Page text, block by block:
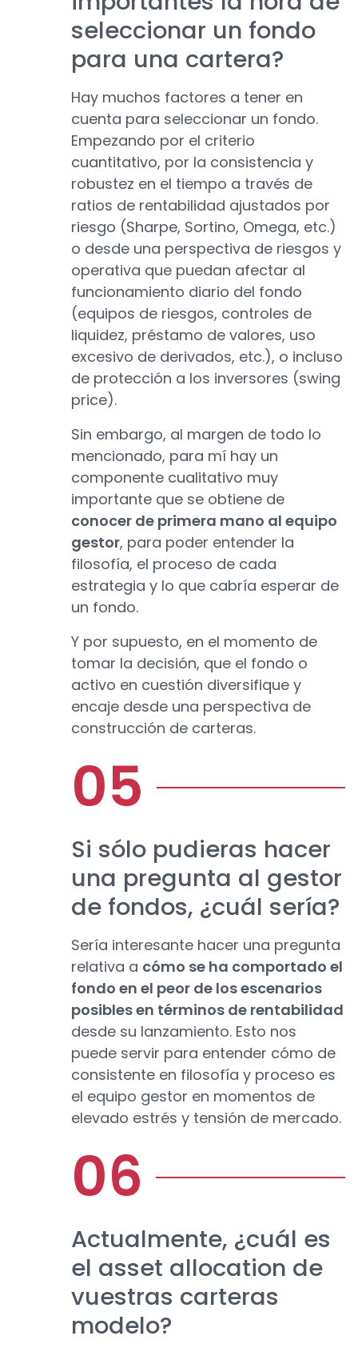
seleccionar un fondo
para una cartera?
Hay muchos factores a tener en
cuenta para seleccionar un fondo.
Empezando por el criterio
cuantitativo, por la consistencia y
robustez en el tiempo a través de
ratios de rentabilidad ajustados por
riesgo (Sharpe, Sortino, Omega, etc.)
o desde una perspectiva de riesgos y
operativa que puedan afectar al
funcionamiento diario del fondo
(equipos de riesgos, controles de
liquidez, préstamo de valores, uso
excesivo de derivados, etc.), o incluso
de protección a los inversores (swing
price).
Sin embargo, al margen de todo lo
mencionado, para mí hay un
componente cualitativo muy
importante que se obtiene de
conocer de primera mano al equipo
gestor, para poder entender la
filosofía, el proceso de cada
estrategia y lo que cabría esperar de
un fondo.
Y por supuesto, en el momento de
tomar la decisión, que el fondo o
activo en cuestión diversifique y
encaje desde una perspectiva de
construcción de carteras.
Si sólo pudieras hacer
una pregunta al gestor
de fondos, ¿cuál sería?
Sería interesante hacer una pregunta
relativa a cómo se ha comportado el
fondo en el peor de los escenarios
posibles en términos de rentabilidad
desde su lanzamiento. Esto nos
puede servir para entender cómo de
consistente en filosofía y proceso es
el equipo gestor en momentos de
elevado estrés y tensión de mercado.
Actualmente, ¿cuál es
el asset allocation de
vuestras carteras
modelo?